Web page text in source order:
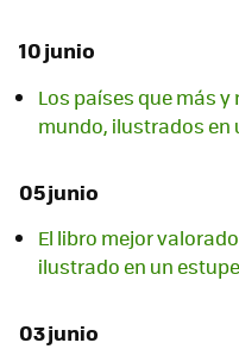
10 junio
Los países que más
mundo, ilustrados en
05 junio
El libro mejor
ilustrado en un
03 junio